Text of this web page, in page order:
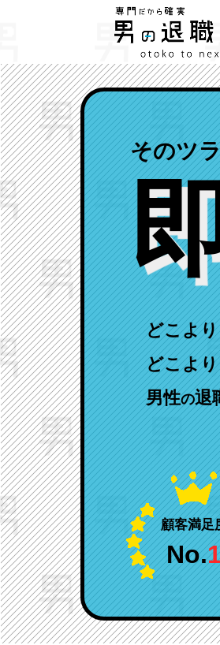
そのツ
どこより
どこより
男性の退
顧客満足
No.